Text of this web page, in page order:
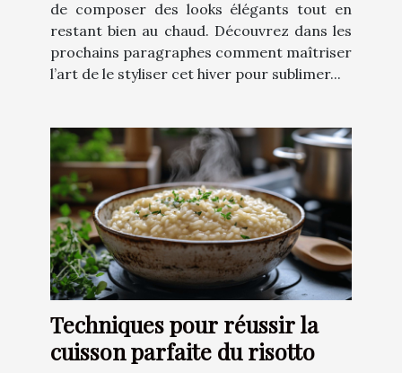
de composer des looks élégants tout en
restant bien au chaud. Découvrez dans les
prochains paragraphes comment maîtriser
l’art de le styliser cet hiver pour sublimer...
Techniques pour réussir la
cuisson parfaite du risotto